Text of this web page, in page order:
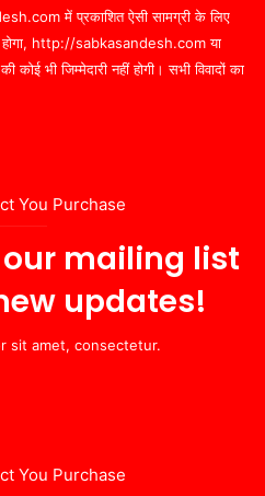
में प्रकाशित ऐसी सामग्री के लिए
होगा, http://sabkasandesh.com या
भी जिम्मेदारी नहीं होगी। सभी विवादों का
You Purchase
mailing list
updates!
sit amet, consectetur.
You Purchase